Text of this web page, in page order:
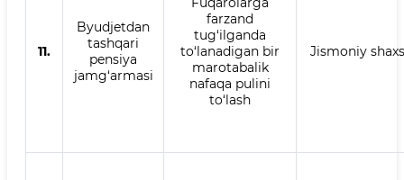
11.
Byudjetdan
tashqari
pensiya
jamg‘armasi
farzand
tug‘ilganda
to‘lanadigan bir
marotabalik
nafaqa pulini
to‘lash
Jismoniy shaxs